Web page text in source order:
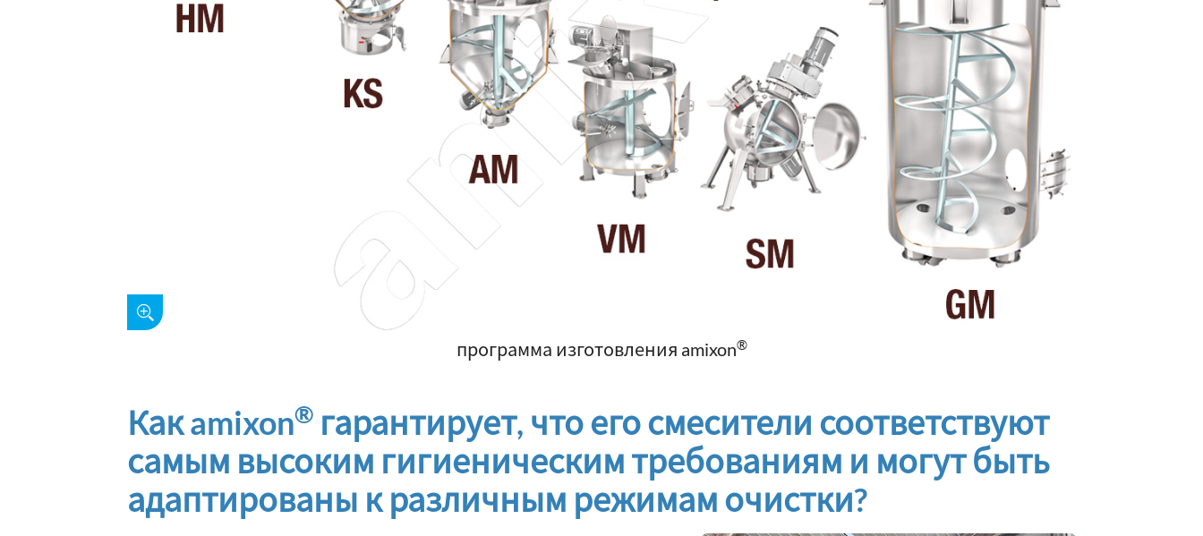
программа изготовления amixon®
Как amixon® гарантирует, что его смесители соответствуют
самым высоким гигиеническим требованиям и могут быть
адаптированы к различным режимам очистки?